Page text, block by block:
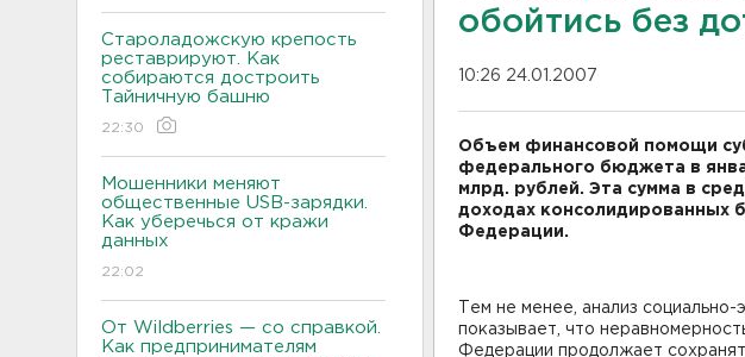
Староладожскую крепость
реставрируют. Как
собираются достроить
Тайничную башню
22:30
Мошенники меняют
общественные USB-зарядки.
Как уберечься от кражи
данных
22:02
От Wildberries — со справкой.
Как предпринимателям
обойтись без
10:26 24.01.2007
Объем финансовой помощи
федерального бюджета в
млрд. рублей. Эта сумма в
доходах консолидированных
Федерации.
Тем не менее, анализ
показывает, что
Федерации продолжает